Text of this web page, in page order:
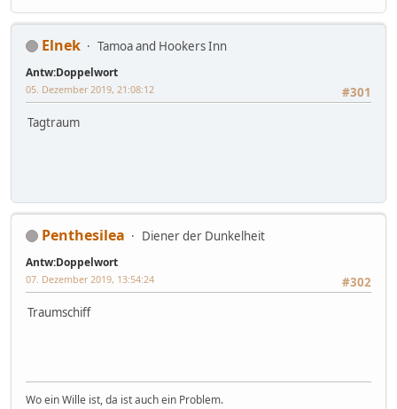
Elnek Tamoa and Hookers Inn
Antw:Doppelwort
#301
05. Dezember 2019, 21:08:12
Tagtraum
Penthesilea Diener der Dunkelheit
Antw:Doppelwort
#302
07. Dezember 2019, 13:54:24
Traumschiff
Wo ein Wille ist, da ist auch ein Problem.